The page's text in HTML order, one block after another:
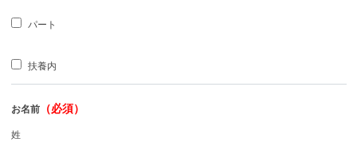
パート
扶養内
お名前（必須）
姓